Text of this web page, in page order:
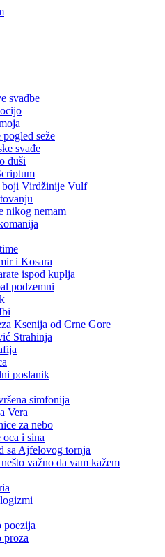
svadbe
seže
svađe
duši
boji Virdžinije Vulf
nikog nemam
i Kosara
ispod kuplja
podzemni
Ksenija od Crne Gore
Strahinja
poslanik
simfonija
Vera
za nebo
i sina
sa Ajfelovog tornja
važno da vam kažem
poezija
proza